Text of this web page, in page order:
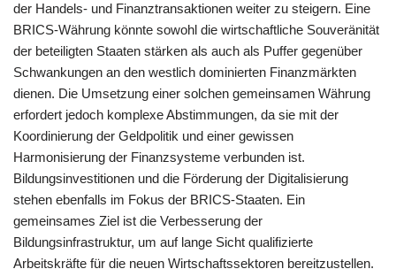
der Handels- und Finanztransaktionen weiter zu steigern. Eine
BRICS-Währung könnte sowohl die wirtschaftliche Souveränität
der beteiligten Staaten stärken als auch als Puffer gegenüber
Schwankungen an den westlich dominierten Finanzmärkten
dienen. Die Umsetzung einer solchen gemeinsamen Währung
erfordert jedoch komplexe Abstimmungen, da sie mit der
Koordinierung der Geldpolitik und einer gewissen
Harmonisierung der Finanzsysteme verbunden ist.
Bildungsinvestitionen und die Förderung der Digitalisierung
stehen ebenfalls im Fokus der BRICS-Staaten. Ein
gemeinsames Ziel ist die Verbesserung der
Bildungsinfrastruktur, um auf lange Sicht qualifizierte
Arbeitskräfte für die neuen Wirtschaftssektoren bereitzustellen.